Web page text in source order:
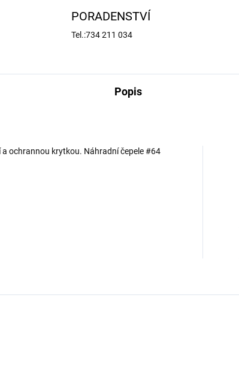
PORADENSTVÍ
Tel.:734 211 034
Popis
ochrannou krytkou. Náhradní čepele #64